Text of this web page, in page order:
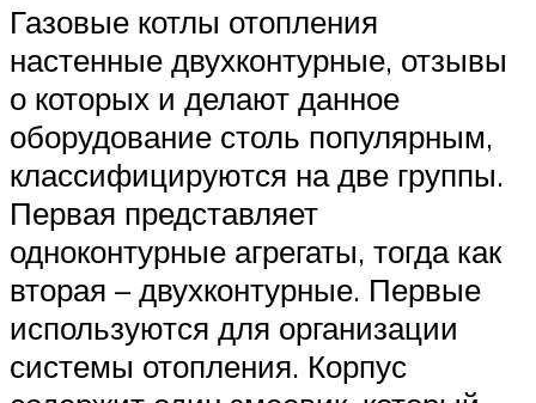
Газовые котлы отопления
настенные двухконтурные, отзывы
о которых и делают данное
оборудование столь популярным,
классифицируются на две группы.
Первая представляет
одноконтурные агрегаты, тогда как
вторая – двухконтурные. Первые
используются для организации
системы отопления. Корпус